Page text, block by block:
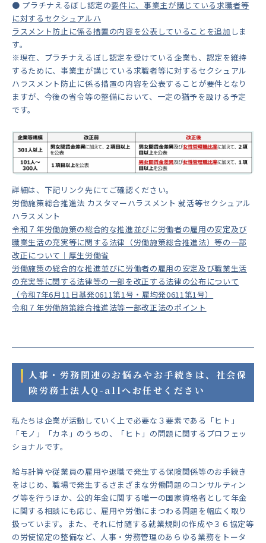
● プラチナえるぼし認定の要件に、事業主が講じている求職者等
に対するセクシュアルハ
ラスメント防止に係る措置の内容を公表していることを追加 しま
す。
※現在、プラチナえるぼし認定を受けている企業も、認定を維持
するために、事業主が講じている求職者等に対するセクシュアル
ハラスメント防止に係る措置の内容を公表することが要件となり
ますが、今後の省令等の整備において、一定の猶予を設ける予定
です。
詳細は、下記リンク先にてご確認ください。
労働施策総合推進法 カスタマーハラスメント 就活等セクシュアル
ハラスメント
令和７年労働施策の総合的な推進並びに労働者の雇用の安定及び
職業生活の充実等に関する法律（労働施策総合推進法）等の一部
改正について｜厚生労働省
労働施策の総合的な推進並びに労働者の雇用の安定及び職業生活
の充実等に関する法律等の一部を改正する法律の公布について
（令和7年6月11日基発0611第1号・雇均発0611第1号）
令和７年労働施策総合推進法等一部改正法のポイント
人事・労務関連のお悩みやお手続きは、社会保
険労務士法人Q-allへお任せください
私たちは企業が活動していく上で必要な３要素である「ヒト」
「モノ」「カネ」のうちの、「ヒト」の問題に関するプロフェッ
ショナルです。
給与計算や従業員の雇用や退職で発生する保険関係等のお手続き
をはじめ、職場で発生するさまざまな労働問題のコンサルティン
グ等を行うほか、公的年金に関する唯一の国家資格者として年金
に関する相談にも応じ、雇用や労働にまつわる問題を幅広く取り
扱っています。また、それに付随する就業規則の作成や３６協定等
の労使協定の整備など、人事・労務管理のあらゆる業務をトータ